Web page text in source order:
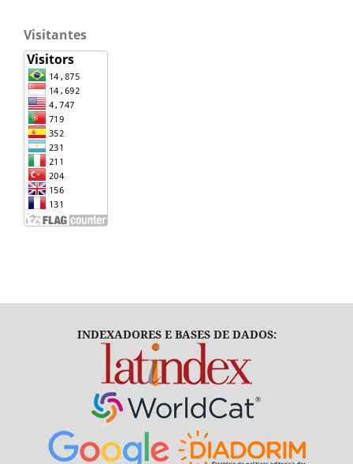
Visitantes
INDEXADORES E BASES DE DADOS: